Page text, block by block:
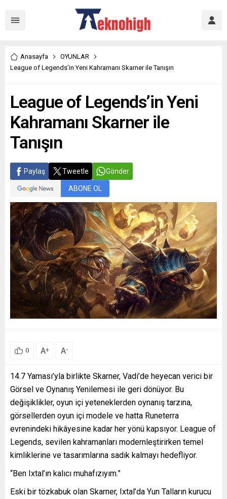
Anasayfa
OYUNLAR
League of Legends’in Yeni Kahramanı Skarner ile Tanışın
League of Legends’in Yeni
Kahramanı Skarner ile
Tanışın
Paylaş Tweetle Gönder
ABONE OL
0 A+ A-
14.7 Yaması’yla birlikte Skarner, Vadi’de heyecan verici bir
Görsel ve Oynanış Yenilemesi ile geri dönüyor. Bu
değişiklikler, oyun içi yeteneklerden oynanış tarzına,
görsellerden oyun içi modele ve hatta Runeterra
evrenindeki hikâyesine kadar her yönü kapsıyor. League of
Legends, sevilen kahramanları modernleştirirken temel
kimliklerine ve tasarımlarına sadık kalmayı hedefliyor.
“Ben Ixtal’ın kalıcı muhafızıyım.”
Eski bir tözkabuk olan Skarner, Ixtal’da Yun Talların kurucu